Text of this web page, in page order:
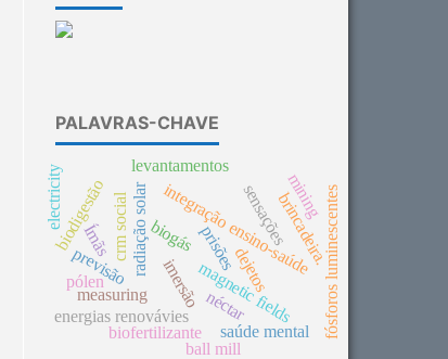
PALAVRAS-CHAVE
integração ensino-saúde
biogás
measuring magnetic fields
sensações
imersão
radiação solar
energias renovávies
previsão
crm social
biodigestão
biofertilizante
levantamentos
dejetos
Ímãs fósforos luminescentes
brincadeira.
electricity
prisões
saúde mental
mining
ball mill
néctar
pólen